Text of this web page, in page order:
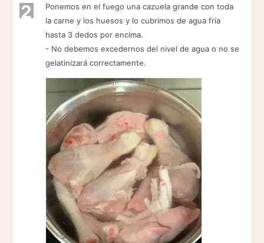
2
Ponemos en el fuego una cazuela grande con toda
la carne y los huesos y lo cubrimos de agua fría
hasta 3 dedos por encima.
- No debemos excedernos del nivel de agua o no se
gelatinizará correctamente.